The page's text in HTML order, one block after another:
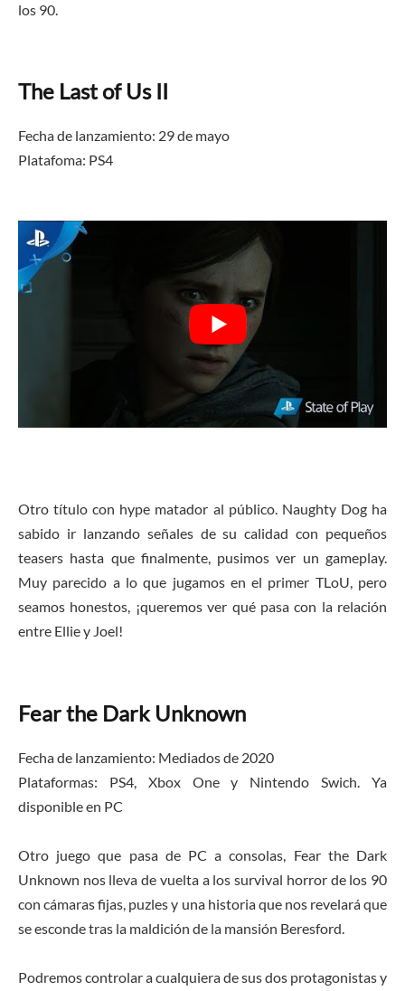
los 90.
The Last of Us II
Fecha de lanzamiento: 29 de mayo
Platafoma: PS4
Otro título con hype matador al público. Naughty Dog ha
sabido ir lanzando señales de su calidad con pequeños
teasers hasta que finalmente, pusimos ver un gameplay.
Muy parecido a lo que jugamos en el primer TLoU, pero
seamos honestos, ¡queremos ver qué pasa con la relación
entre Ellie y Joel!
Fear the Dark Unknown
Fecha de lanzamiento: Mediados de 2020
Plataformas: PS4, Xbox One y Nintendo Swich. Ya
disponible en PC
Otro juego que pasa de PC a consolas, Fear the Dark
Unknown nos lleva de vuelta a los survival horror de los 90
con cámaras fijas, puzles y una historia que nos revelará que
se esconde tras la maldición de la mansión Beresford.
Podremos controlar a cualquiera de sus dos protagonistas y